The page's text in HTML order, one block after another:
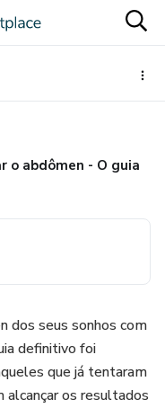
o abdômen - O guia
dos seus sonhos com
definitivo foi
que já tentaram
alcançar os resultados